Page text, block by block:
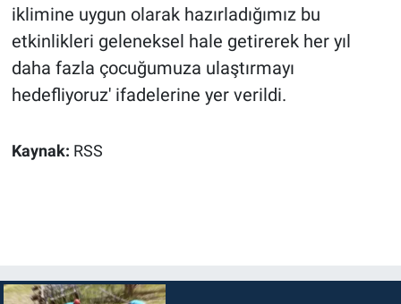
iklimine uygun olarak hazırladığımız bu
etkinlikleri geleneksel hale getirerek her yıl
daha fazla çocuğumuza ulaştırmayı
hedefliyoruz' ifadelerine yer verildi.
Kaynak: RSS